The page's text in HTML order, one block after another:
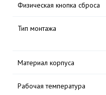
Физическая кнопка сброса
Тип монтажа
Материал корпуса
Рабочая температура